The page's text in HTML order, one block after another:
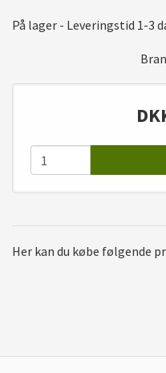
På lager - Leveringstid 1-3
Her kan du købe følgende